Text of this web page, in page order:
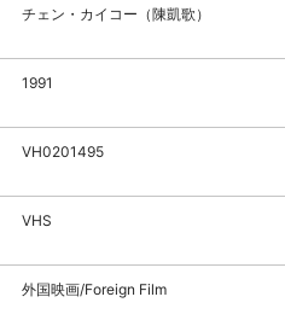
チェン・カイコー（陳凱歌）
1991
VH0201495
VHS
外国映画/Foreign Film